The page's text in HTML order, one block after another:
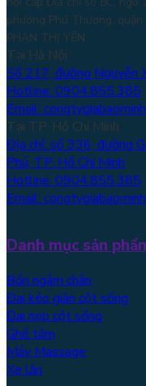
phường Phú Thượng,
PHAN THỊ YẾN
Tại Hà Nội
Số 217, đường Nguyễn
Hotline: 0904.855.385
Email:
Tại TP. Hồ Chí Minh
Địa chỉ: số 336, đường
Phú, TP. Hồ Chí Minh
Hotline: 0904.855.385
Email:
Danh mục sản
Bồn ngâm chân
Đai kéo giãn cột sống
Đai nẹp cột sống
Ghế tắm
Máy Massage
Xe lăn